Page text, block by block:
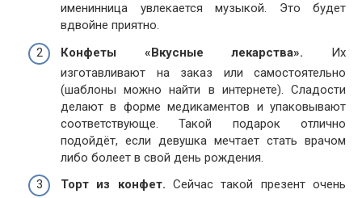
именинница увлекается музыкой. Это будет
вдвойне приятно.
Конфеты «Вкусные лекарства». Их
изготавливают на заказ или самостоятельно
(шаблоны можно найти в интернете). Сладости
делают в форме медикаментов и упаковывают
соответствующе. Такой подарок отлично
подойдёт, если девушка мечтает стать врачом
либо болеет в свой день рождения.
Торт из конфет. Сейчас такой презент очень